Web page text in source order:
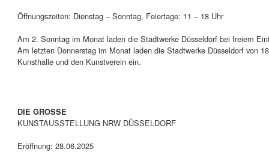
Öffnungszeiten: Dienstag – Sonntag, Feiertage: 11 – 18 Uhr
Am 2. Sonntag im Monat laden die Stadtwerke Düsseldorf bei freiem
Am letzten Donnerstag im Monat laden die Stadtwerke Düsseldorf von
Kunsthalle und den Kunstverein ein.
DIE GROSSE
KUNSTAUSSTELLUNG NRW DÜSSELDORF
Eröffnung: 28.06.2025